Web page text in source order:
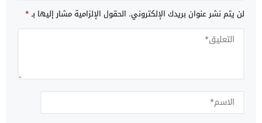
لن يتم نشر عنوان بريدك الإلكتروني. الحقول الإلزامية مشار إليها بـ*